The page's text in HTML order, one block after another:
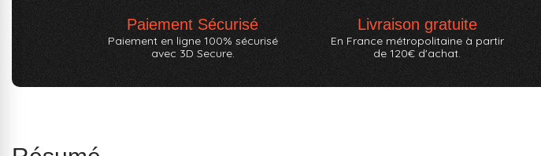
Paiement Sécurisé
Paiement en ligne 100% sécurisé
avec 3D Secure.
Livraison gratuite
En France métropolitaine à partir
de 120€ d'achat.